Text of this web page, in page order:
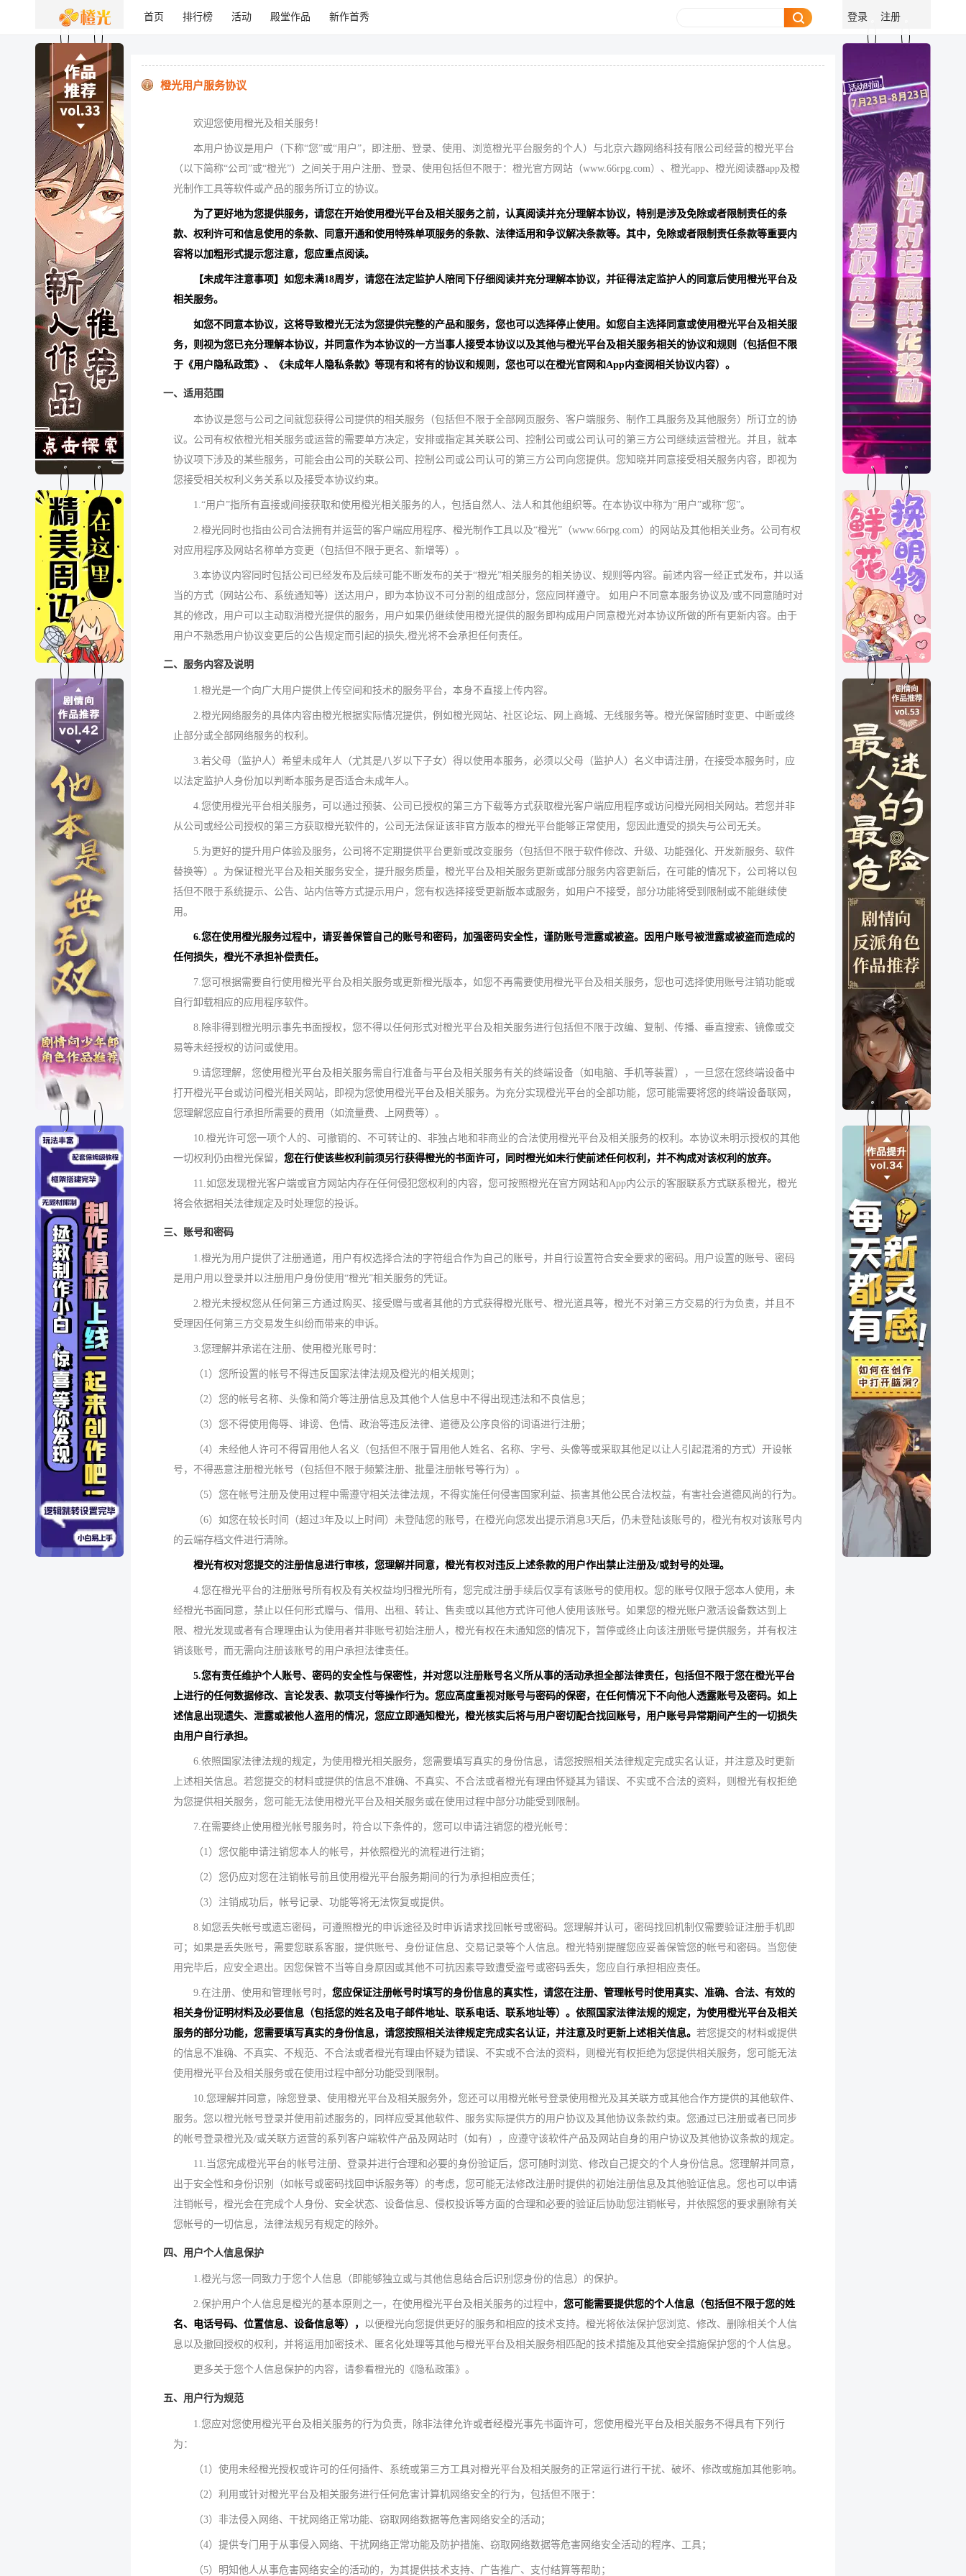
首页 排行榜 活动 殿堂作品 新作首秀 登录 注册
橙光用户服务协议
欢迎您使用橙光及相关服务！
本用户协议是用户（下称“您”或“用户”，即注册、登录、使用、浏览橙光平台服务的个人）与北京六趣网络科技有限公司经营的橙光平台
（以下简称“公司”或“橙光”）之间关于用户注册、登录、使用包括但不限于：橙光官方网站（www.66rpg.com）、橙光app、橙光阅读器app及橙
光制作工具等软件或产品的服务所订立的协议。
为了更好地为您提供服务，请您在开始使用橙光平台及相关服务之前，认真阅读并充分理解本协议，特别是涉及免除或者限制责任的条
款、权利许可和信息使用的条款、同意开通和使用特殊单项服务的条款、法律适用和争议解决条款等。其中，免除或者限制责任条款等重要内
容将以加粗形式提示您注意，您应重点阅读。
【未成年注意事项】如您未满18周岁，请您在法定监护人陪同下仔细阅读并充分理解本协议，并征得法定监护人的同意后使用橙光平台及
相关服务。
如您不同意本协议，这将导致橙光无法为您提供完整的产品和服务，您也可以选择停止使用。如您自主选择同意或使用橙光平台及相关服
务，则视为您已充分理解本协议，并同意作为本协议的一方当事人接受本协议以及其他与橙光平台及相关服务相关的协议和规则（包括但不限
于《用户隐私政策》、《未成年人隐私条款》等现有和将有的协议和规则，您也可以在橙光官网和App内查阅相关协议内容）。
一、适用范围
本协议是您与公司之间就您获得公司提供的相关服务（包括但不限于全部网页服务、客户端服务、制作工具服务及其他服务）所订立的协
议。公司有权依橙光相关服务或运营的需要单方决定，安排或指定其关联公司、控制公司或公司认可的第三方公司继续运营橙光。并且，就本
协议项下涉及的某些服务，可能会由公司的关联公司、控制公司或公司认可的第三方公司向您提供。您知晓并同意接受相关服务内容，即视为
您接受相关权利义务关系以及接受本协议约束。
1.“用户”指所有直接或间接获取和使用橙光相关服务的人，包括自然人、法人和其他组织等。在本协议中称为“用户”或称“您”。
2.橙光同时也指由公司合法拥有并运营的客户端应用程序、橙光制作工具以及“橙光”（www.66rpg.com）的网站及其他相关业务。公司有权
对应用程序及网站名称单方变更（包括但不限于更名、新增等）。
3.本协议内容同时包括公司已经发布及后续可能不断发布的关于“橙光”相关服务的相关协议、规则等内容。前述内容一经正式发布，并以适
当的方式（网站公布、系统通知等）送达用户，即为本协议不可分割的组成部分，您应同样遵守。 如用户不同意本服务协议及/或不同意随时对
其的修改，用户可以主动取消橙光提供的服务，用户如果仍继续使用橙光提供的服务即构成用户同意橙光对本协议所做的所有更新内容。由于
用户不熟悉用户协议变更后的公告规定而引起的损失,橙光将不会承担任何责任。
二、服务内容及说明
1.橙光是一个向广大用户提供上传空间和技术的服务平台，本身不直接上传内容。
2.橙光网络服务的具体内容由橙光根据实际情况提供，例如橙光网站、社区论坛、网上商城、无线服务等。橙光保留随时变更、中断或终
止部分或全部网络服务的权利。
3.若父母（监护人）希望未成年人（尤其是八岁以下子女）得以使用本服务，必须以父母（监护人）名义申请注册，在接受本服务时，应
以法定监护人身份加以判断本服务是否适合未成年人。
4.您使用橙光平台相关服务，可以通过预装、公司已授权的第三方下载等方式获取橙光客户端应用程序或访问橙光网相关网站。若您并非
从公司或经公司授权的第三方获取橙光软件的，公司无法保证该非官方版本的橙光平台能够正常使用，您因此遭受的损失与公司无关。
5.为更好的提升用户体验及服务，公司将不定期提供平台更新或改变服务（包括但不限于软件修改、升级、功能强化、开发新服务、软件
替换等）。为保证橙光平台及相关服务安全，提升服务质量，橙光平台及相关服务更新或部分服务内容更新后，在可能的情况下，公司将以包
括但不限于系统提示、公告、站内信等方式提示用户，您有权选择接受更新版本或服务，如用户不接受，部分功能将受到限制或不能继续使
用。
6.您在使用橙光服务过程中，请妥善保管自己的账号和密码，加强密码安全性，谨防账号泄露或被盗。因用户账号被泄露或被盗而造成的
任何损失，橙光不承担补偿责任。
7.您可根据需要自行使用橙光平台及相关服务或更新橙光版本，如您不再需要使用橙光平台及相关服务，您也可选择使用账号注销功能或
自行卸载相应的应用程序软件。
8.除非得到橙光明示事先书面授权，您不得以任何形式对橙光平台及相关服务进行包括但不限于改编、复制、传播、垂直搜索、镜像或交
易等未经授权的访问或使用。
9.请您理解，您使用橙光平台及相关服务需自行准备与平台及相关服务有关的终端设备（如电脑、手机等装置），一旦您在您终端设备中
打开橙光平台或访问橙光相关网站，即视为您使用橙光平台及相关服务。为充分实现橙光平台的全部功能，您可能需要将您的终端设备联网，
您理解您应自行承担所需要的费用（如流量费、上网费等）。
10.橙光许可您一项个人的、可撤销的、不可转让的、非独占地和非商业的合法使用橙光平台及相关服务的权利。本协议未明示授权的其他
一切权利仍由橙光保留， 您在行使该些权利前须另行获得橙光的书面许可，同时橙光如未行使前述任何权利，并不构成对该权利的放弃。
11.如您发现橙光客户端或官方网站内存在任何侵犯您权利的内容，您可按照橙光在官方网站和App内公示的客服联系方式联系橙光，橙光
将会依据相关法律规定及时处理您的投诉。
三、账号和密码
1.橙光为用户提供了注册通道，用户有权选择合法的字符组合作为自己的账号，并自行设置符合安全要求的密码。用户设置的账号、密码
是用户用以登录并以注册用户身份使用“橙光”相关服务的凭证。
2.橙光未授权您从任何第三方通过购买、接受赠与或者其他的方式获得橙光账号、橙光道具等，橙光不对第三方交易的行为负责，并且不
受理因任何第三方交易发生纠纷而带来的申诉。
3.您理解并承诺在注册、使用橙光账号时：
（1）您所设置的帐号不得违反国家法律法规及橙光的相关规则；
（2）您的帐号名称、头像和简介等注册信息及其他个人信息中不得出现违法和不良信息；
（3）您不得使用侮辱、诽谤、色情、政治等违反法律、道德及公序良俗的词语进行注册；
（4）未经他人许可不得冒用他人名义（包括但不限于冒用他人姓名、名称、字号、头像等或采取其他足以让人引起混淆的方式）开设帐
号，不得恶意注册橙光帐号（包括但不限于频繁注册、批量注册帐号等行为）。
（5）您在帐号注册及使用过程中需遵守相关法律法规，不得实施任何侵害国家利益、损害其他公民合法权益，有害社会道德风尚的行为。
（6）如您在较长时间（超过3年及以上时间）未登陆您的账号，在橙光向您发出提示消息3天后，仍未登陆该账号的，橙光有权对该账号内
的云端存档文件进行清除。
橙光有权对您提交的注册信息进行审核，您理解并同意，橙光有权对违反上述条款的用户作出禁止注册及/或封号的处理。
4.您在橙光平台的注册账号所有权及有关权益均归橙光所有，您完成注册手续后仅享有该账号的使用权。您的账号仅限于您本人使用，未
经橙光书面同意，禁止以任何形式赠与、借用、出租、转让、售卖或以其他方式许可他人使用该账号。如果您的橙光账户激活设备数达到上
限、橙光发现或者有合理理由认为使用者并非账号初始注册人，橙光有权在未通知您的情况下，暂停或终止向该注册账号提供服务，并有权注
销该账号，而无需向注册该账号的用户承担法律责任。
5.您有责任维护个人账号、密码的安全性与保密性，并对您以注册账号名义所从事的活动承担全部法律责任，包括但不限于您在橙光平台
上进行的任何数据修改、言论发表、款项支付等操作行为。您应高度重视对账号与密码的保密，在任何情况下不向他人透露账号及密码。如上
述信息出现遗失、泄露或被他人盗用的情况，您应立即通知橙光，橙光核实后将与用户密切配合找回账号，用户账号异常期间产生的一切损失
由用户自行承担。
6.依照国家法律法规的规定，为使用橙光相关服务，您需要填写真实的身份信息，请您按照相关法律规定完成实名认证，并注意及时更新
上述相关信息。若您提交的材料或提供的信息不准确、不真实、不合法或者橙光有理由怀疑其为错误、不实或不合法的资料，则橙光有权拒绝
为您提供相关服务，您可能无法使用橙光平台及相关服务或在使用过程中部分功能受到限制。
7.在需要终止使用橙光帐号服务时，符合以下条件的，您可以申请注销您的橙光帐号：
（1）您仅能申请注销您本人的帐号，并依照橙光的流程进行注销；
（2）您仍应对您在注销帐号前且使用橙光平台服务期间的行为承担相应责任；
（3）注销成功后，帐号记录、功能等将无法恢复或提供。
8.如您丢失帐号或遗忘密码，可遵照橙光的申诉途径及时申诉请求找回帐号或密码。您理解并认可，密码找回机制仅需要验证注册手机即
可；如果是丢失账号，需要您联系客服，提供账号、身份证信息、交易记录等个人信息。橙光特别提醒您应妥善保管您的帐号和密码。当您使
用完毕后，应安全退出。因您保管不当等自身原因或其他不可抗因素导致遭受盗号或密码丢失，您应自行承担相应责任。
9.在注册、使用和管理帐号时， 您应保证注册帐号时填写的身份信息的真实性，请您在注册、管理帐号时使用真实、准确、合法、有效的
相关身份证明材料及必要信息（包括您的姓名及电子邮件地址、联系电话、联系地址等）。依照国家法律法规的规定，为使用橙光平台及相关
服务的部分功能，您需要填写真实的身份信息，请您按照相关法律规定完成实名认证，并注意及时更新上述相关信息。 若您提交的材料或提供
的信息不准确、不真实、不规范、不合法或者橙光有理由怀疑为错误、不实或不合法的资料，则橙光有权拒绝为您提供相关服务，您可能无法
使用橙光平台及相关服务或在使用过程中部分功能受到限制。
10.您理解并同意，除您登录、使用橙光平台及相关服务外，您还可以用橙光帐号登录使用橙光及其关联方或其他合作方提供的其他软件、
服务。您以橙光帐号登录并使用前述服务的，同样应受其他软件、服务实际提供方的用户协议及其他协议条款约束。您通过已注册或者已同步
的帐号登录橙光及/或关联方运营的系列客户端软件产品及网站时（如有），应遵守该软件产品及网站自身的用户协议及其他协议条款的规定。
11.当您完成橙光平台的帐号注册、登录并进行合理和必要的身份验证后，您可随时浏览、修改自己提交的个人身份信息。您理解并同意，
出于安全性和身份识别（如帐号或密码找回申诉服务等）的考虑，您可能无法修改注册时提供的初始注册信息及其他验证信息。您也可以申请
注销帐号，橙光会在完成个人身份、安全状态、设备信息、侵权投诉等方面的合理和必要的验证后协助您注销帐号，并依照您的要求删除有关
您帐号的一切信息，法律法规另有规定的除外。
四、用户个人信息保护
1.橙光与您一同致力于您个人信息（即能够独立或与其他信息结合后识别您身份的信息）的保护。
2.保护用户个人信息是橙光的基本原则之一，在使用橙光平台及相关服务的过程中， 您可能需要提供您的个人信息（包括但不限于您的姓
名、电话号码、位置信息、设备信息等）， 以便橙光向您提供更好的服务和相应的技术支持。橙光将依法保护您浏览、修改、删除相关个人信
息以及撤回授权的权利，并将运用加密技术、匿名化处理等其他与橙光平台及相关服务相匹配的技术措施及其他安全措施保护您的个人信息。
更多关于您个人信息保护的内容，请参看橙光的《隐私政策》。
五、用户行为规范
1.您应对您使用橙光平台及相关服务的行为负责，除非法律允许或者经橙光事先书面许可，您使用橙光平台及相关服务不得具有下列行
为：
（1）使用未经橙光授权或许可的任何插件、系统或第三方工具对橙光平台及相关服务的正常运行进行干扰、破坏、修改或施加其他影响。
（2）利用或针对橙光平台及相关服务进行任何危害计算机网络安全的行为，包括但不限于：
（3）非法侵入网络、干扰网络正常功能、窃取网络数据等危害网络安全的活动；
（4）提供专门用于从事侵入网络、干扰网络正常功能及防护措施、窃取网络数据等危害网络安全活动的程序、工具；
（5）明知他人从事危害网络安全的活动的，为其提供技术支持、广告推广、支付结算等帮助；